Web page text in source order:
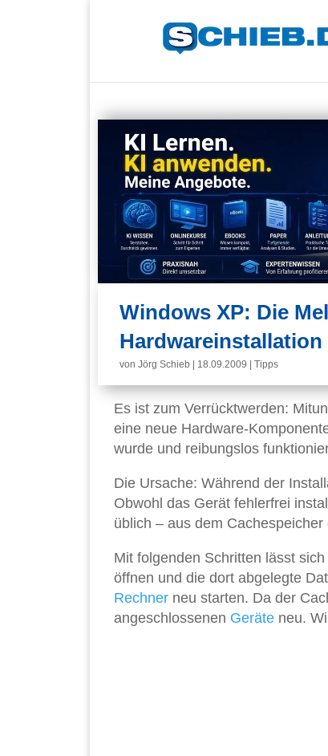
Windows XP: Die
von Jörg Schieb 18.09.2009 Tipps
Es ist zum Verrücktwerden:
eine neue Hardware-
wurde und reibungslos
Die Ursache: Während der
Obwohl das Gerät fehlerfrei
üblich – aus dem Cachespeicher
Mit folgenden Schritten lässt
öffnen und die dort abgelegte
Rechner neu starten. Da der
angeschlossenen Geräte neu.